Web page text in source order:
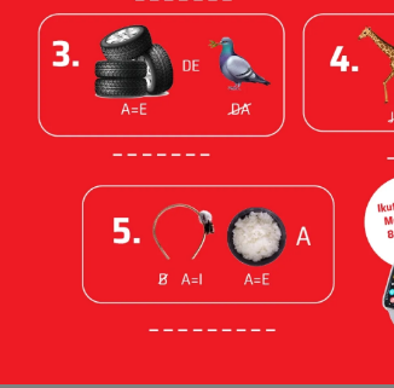
2026
pasti kamu familier dengan
lalu terdengar suara khas
dari jauh
salah air dingin
di mata Ibu kamu
kita sakit atau memperparah penyakit
dan pilek disebabkan oleh virus,
Air dingin memang bisa
kurang nyaman bagi sebagian